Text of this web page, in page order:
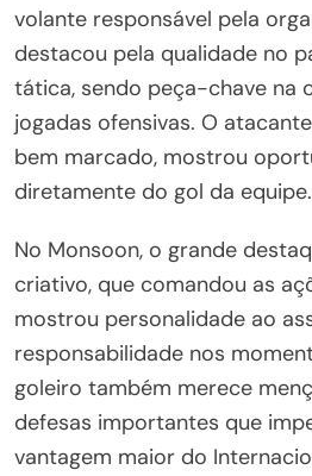
volante responsável pela
destacou pela qualidade no
tática, sendo peça-chave na
jogadas ofensivas. O
bem marcado, mostrou
diretamente do gol da equipe.
No Monsoon, o grande
criativo, que comandou as
mostrou personalidade ao
responsabilidade nos
goleiro também merece
defesas importantes que
vantagem maior do